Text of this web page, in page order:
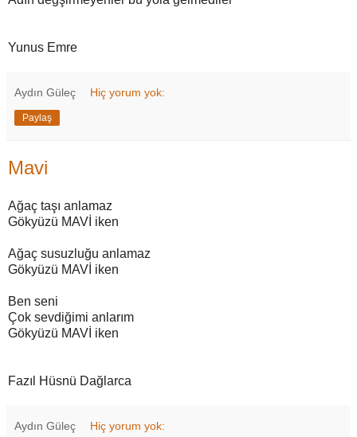
Yunus Emre
Aydın Güleç Hiç yorum yok:
Paylaş
Mavi
Ağaç taşı anlamaz
Gökyüzü MAVİ iken
Ağaç susuzluğu anlamaz
Gökyüzü MAVİ iken
Ben seni
Çok sevdiğimi anlarım
Gökyüzü MAVİ iken
Fazıl Hüsnü Dağlarca
Aydın Güleç Hiç yorum yok: